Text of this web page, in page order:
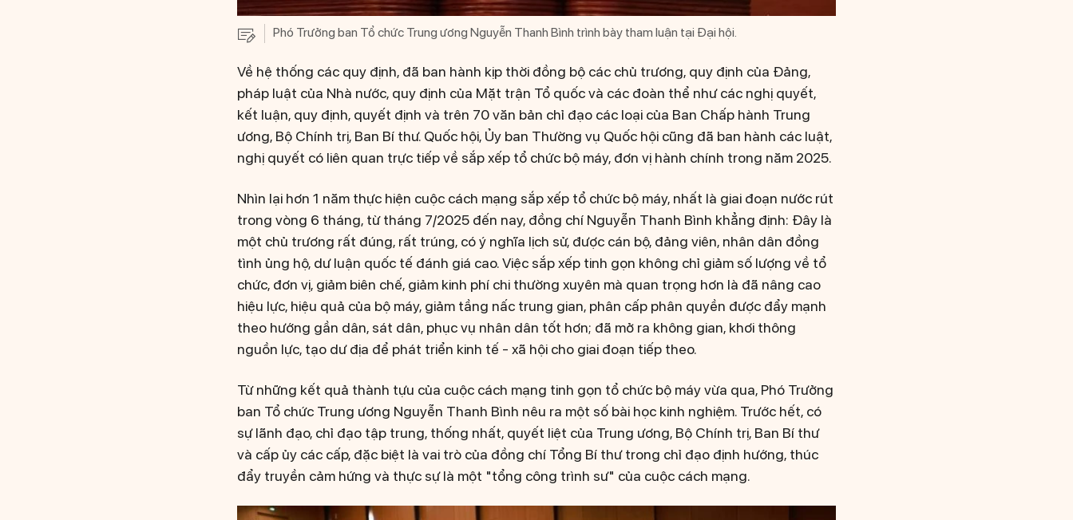
Phó Trưởng ban Tổ chức Trung ương Nguyễn Thanh Bình trình bày tham luận tại Đại hội.
Về hệ thống các quy định, đã ban hành kịp thời đồng bộ các chủ trương, quy định của Đảng,
pháp luật của Nhà nước, quy định của Mặt trận Tổ quốc và các đoàn thể như các nghị quyết,
kết luận, quy định, quyết định và trên 70 văn bản chỉ đạo các loại của Ban Chấp hành Trung
ương, Bộ Chính trị, Ban Bí thư. Quốc hội, Ủy ban Thường vụ Quốc hội cũng đã ban hành các luật,
nghị quyết có liên quan trực tiếp về sắp xếp tổ chức bộ máy, đơn vị hành chính trong năm 2025.
Nhìn lại hơn 1 năm thực hiện cuộc cách mạng sắp xếp tổ chức bộ máy, nhất là giai đoạn nước rút
trong vòng 6 tháng, từ tháng 7/2025 đến nay, đồng chí Nguyễn Thanh Bình khẳng định: Đây là
một chủ trương rất đúng, rất trúng, có ý nghĩa lịch sử, được cán bộ, đảng viên, nhân dân đồng
tình ủng hộ, dư luận quốc tế đánh giá cao. Việc sắp xếp tinh gọn không chỉ giảm số lượng về tổ
chức, đơn vị, giảm biên chế, giảm kinh phí chi thường xuyên mà quan trọng hơn là đã nâng cao
hiệu lực, hiệu quả của bộ máy, giảm tầng nấc trung gian, phân cấp phân quyền được đẩy mạnh
theo hướng gần dân, sát dân, phục vụ nhân dân tốt hơn; đã mở ra không gian, khơi thông
nguồn lực, tạo dư địa để phát triển kinh tế - xã hội cho giai đoạn tiếp theo.
Từ những kết quả thành tựu của cuộc cách mạng tinh gọn tổ chức bộ máy vừa qua, Phó Trưởng
ban Tổ chức Trung ương Nguyễn Thanh Bình nêu ra một số bài học kinh nghiệm. Trước hết, có
sự lãnh đạo, chỉ đạo tập trung, thống nhất, quyết liệt của Trung ương, Bộ Chính trị, Ban Bí thư
và cấp ủy các cấp, đặc biệt là vai trò của đồng chí Tổng Bí thư trong chỉ đạo định hướng, thúc
đẩy truyền cảm hứng và thực sự là một "tổng công trình sư" của cuộc cách mạng.